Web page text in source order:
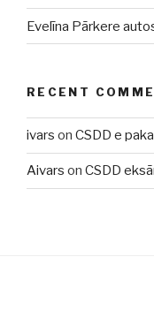
Evelīna Pārkere
RECENT
ivars on CSDD e
Aivars on CSDD